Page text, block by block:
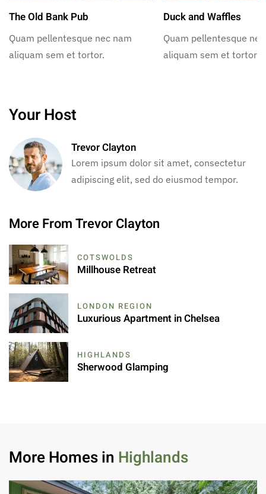
The Old Bank Pub
Quam pellentesque nec nam
aliquam sem et tortor.
Duck and Waffles
Quam pellentesque
aliquam sem et tortor.
Your Host
Trevor Clayton
Lorem ipsum dolor sit amet, consectetur
adipiscing elit, sed do eiusmod tempor.
More From Trevor Clayton
COTSWOLDS
Millhouse Retreat
LONDON REGION
Luxurious Apartment in Chelsea
HIGHLANDS
Sherwood Glamping
More Homes in Highlands